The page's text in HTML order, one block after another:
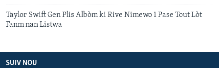
Taylor Swift Gen Plis Albòm ki Rive Nimewo 1 Pase Tout Lòt
Fanm nan Listwa
SUIV NOU